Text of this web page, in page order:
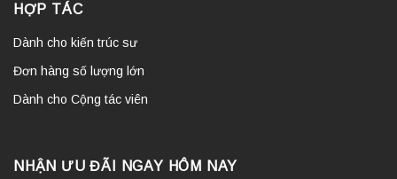
HỢP TÁC
Dành cho kiến trúc sư
Đơn hàng số lượng lớn
Dành cho Cộng tác viên
NHẬN ƯU ĐÃI NGAY HÔM NAY